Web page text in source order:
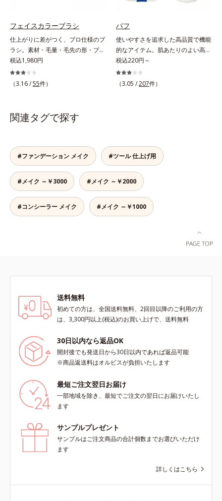
ッチします。1枚でたっぷり使える
す。
フェイスカラーブラシ
仕上がりに差がつく、プロ仕様のブ
ラシ。素材・毛量・毛先の形・ブラ
シの幅、すべてにメイクしやすさを
追求。テクニックいらずで簡単にプ
ロ並みの仕上がりに。機能性の高さ
ト感を高めた設計で、思わずうっと
りするような肌触りに。驚くほどメ
税込1,980円
（3.16 /55件）
パフ
使いやすさを追求した高品質で機能
的なアイテム。肌あたりのよい高品
質なパフ。オルビスのすべてのリキ
ッドファンデーションにお使いいた
だけるパフや、それぞれのファンデ
税込220円～
（3.05 /207件）
関連タグで探す
#ファンデーション メイク #ツール 仕上げ用
#メイク ～￥3000 #メイク ～￥2000
#コンシーラー メイク #メイク ～￥1000
送料無料
初めての方は、全国送料無料、2回目以降のご利用の方
は、3,300円以上(税込)のお買い上げで、送料無料
30日以内なら返品OK
開封後でも発送日から30日以内であれば返品可能
※商品返送料はオルビスが負担いたします
最短ご注文翌日お届け
一部地域を除き、最短でご注文の翌日にお届けいたし
ます
サンプルプレゼント
サンプルはご注文商品の合計個数までお選びいただけ
ます
詳しくはこちら